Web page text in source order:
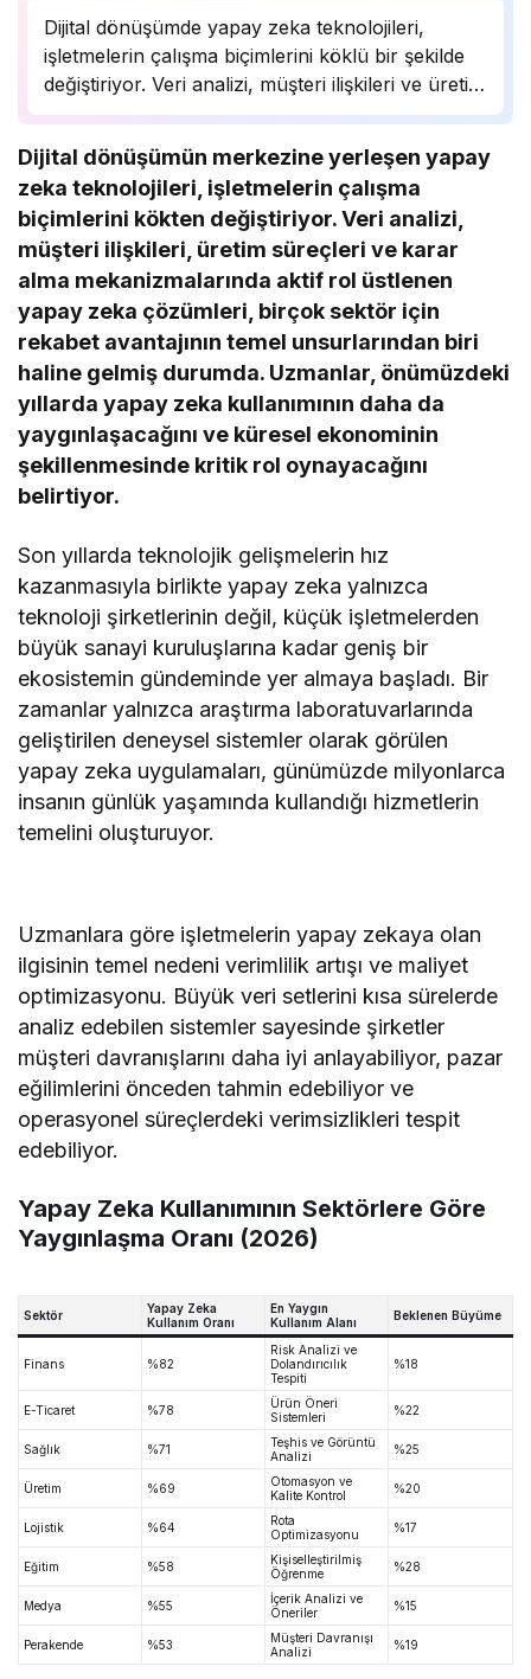
Dijital dönüşümde yapay zeka teknolojileri,
işletmelerin çalışma biçimlerini köklü bir şekilde
değiştiriyor. Veri analizi, müşteri ilişkileri ve üretim
süreçlerinde önemli bir rol oynayan yapay zeka,
Uzmanlar, bu teknolojinin önümüzdeki yıllarda
daha da yaygınlaşarak…
Dijital dönüşümün merkezine yerleşen yapay
zeka teknolojileri, işletmelerin çalışma
biçimlerini kökten değiştiriyor. Veri analizi,
müşteri ilişkileri, üretim süreçleri ve karar
alma mekanizmalarında aktif rol üstlenen
yapay zeka çözümleri, birçok sektör için
rekabet avantajının temel unsurlarından biri
haline gelmiş durumda. Uzmanlar, önümüzdeki
yıllarda yapay zeka kullanımının daha da
yaygınlaşacağını ve küresel ekonominin
şekillenmesinde kritik rol oynayacağını
belirtiyor.
Son yıllarda teknolojik gelişmelerin hız
kazanmasıyla birlikte yapay zeka yalnızca
teknoloji şirketlerinin değil, küçük işletmelerden
büyük sanayi kuruluşlarına kadar geniş bir
ekosistemin gündeminde yer almaya başladı. Bir
zamanlar yalnızca araştırma laboratuvarlarında
geliştirilen deneysel sistemler olarak görülen
yapay zeka uygulamaları, günümüzde milyonlarca
insanın günlük yaşamında kullandığı hizmetlerin
temelini oluşturuyor.
Uzmanlara göre işletmelerin yapay zekaya olan
ilgisinin temel nedeni verimlilik artışı ve maliyet
optimizasyonu. Büyük veri setlerini kısa sürelerde
analiz edebilen sistemler sayesinde şirketler
müşteri davranışlarını daha iyi anlayabiliyor, pazar
eğilimlerini önceden tahmin edebiliyor ve
operasyonel süreçlerdeki verimsizlikleri tespit
edebiliyor.
Yapay Zeka Kullanımının Sektörlere Göre
Yaygınlaşma Oranı (2026)
Sektör
Yapay Zeka
Kullanım Oranı
En Yaygın
Kullanım Alanı
Beklenen Büyüme
Finans %82
Risk Analizi ve
Dolandırıcılık
Tespiti
%18
E-Ticaret %78
Ürün Öneri
Sistemleri
%22
Sağlık %71
Teşhis ve Görüntü
Analizi
%25
Üretim %69
Otomasyon ve
Kalite Kontrol
%20
Lojistik %64
Rota
Optimizasyonu
%17
Eğitim %58
Kişiselleştirilmiş
Öğrenme
%28
Medya %55
İçerik Analizi ve
Öneriler
%15
Perakende %53
Müşteri Davranışı
Analizi
%19